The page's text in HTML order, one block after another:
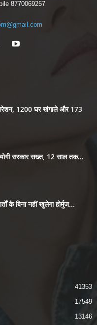
8770069257
1200 घर खंगाले और 173
योगी सरकार सख्त, 12 साल तक...
के बिना नहीं खुलेगा होर्मुज...
41353
17549
13146